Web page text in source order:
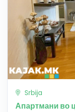
Srbija
Апартмани во